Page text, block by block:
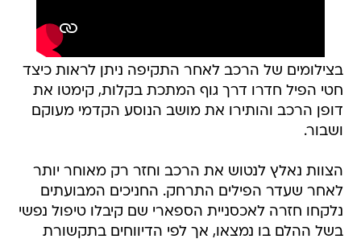
בצילומים של הרכב לאחר התקיפה ניתן לראות כיצד
חטי הפיל חדרו דרך גוף המתכת בקלות, קימטו את
דופן הרכב והותירו את מושב הנוסע הקדמי מעוקם
ושבור.
הצוות נאלץ לנטוש את הרכב וחזר רק מאוחר יותר
לאחר שעדר הפילים התרחק. החניכים המבועתים
נלקחו חזרה לאכסניית הספארי שם קיבלו טיפול נפשי
בשל ההלם בו נמצאו, אך לפי הדיווחים בתקשורת